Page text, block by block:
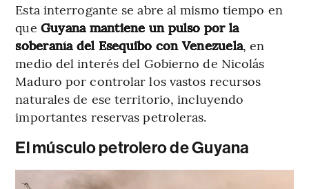
Esta interrogante se abre al mismo tiempo en
que Guyana mantiene un pulso por la
soberanía del Esequibo con Venezuela, en
medio del interés del Gobierno de Nicolás
Maduro por controlar los vastos recursos
naturales de ese territorio, incluyendo
importantes reservas petroleras.
El músculo petrolero de Guyana